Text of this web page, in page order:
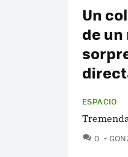
Un
de un
ESPACIO
0